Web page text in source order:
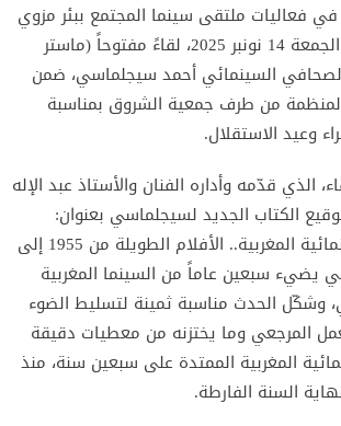
فعاليات ملتقى سينما المجتمع ببئر مزوي
ـ إقليم خريبكة، يوم الجمعة 14 نونبر 2025، لقاءً مفتوحاً (ماستر
السينمائي أحمد سيجلماسي، ضمن
المنظمة من طرف جمعية الشروق بمناسبة
وعيد الاستقلال.
قدّمه وأداره الفنان والأستاذ عبد الإله
الكتاب الجديد لسيجلماسي بعنوان:
“الفيلموغرافيا السينمائية المغربية.. الأفلام الطويلة من 1955 إلى
يضيء سبعين عاماً من السينما المغربية
وشكّل الحدث مناسبة ثمينة لتسليط الضوء
المرجعي وما يختزنه من معطيات دقيقة
المغربية الممتدة على سبعين سنة، منذ
السنة الفارطة.